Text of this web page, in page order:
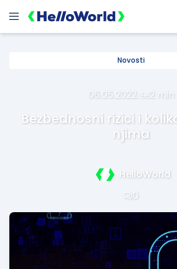
Novosti
06.05.2022. 2 min
Bezbednosni rizici i
njima
HelloWorld
0